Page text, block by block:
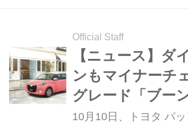
Official Staff
【ニュース】ダ
ンもマイナーチ
グレード「ブー
ル」が登場
10月10日、トヨタ パッ